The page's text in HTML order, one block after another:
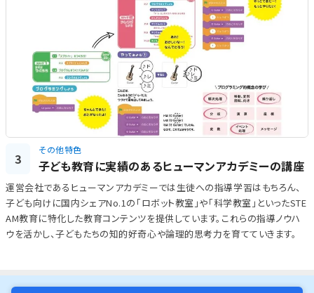
3
その他特色
子ども教育に実績のあるヒューマンアカデミーの講座
運営会社であるヒューマンアカデミーでは生徒への指導学習はもちろん、
子ども向けに国内シェアNo.1の「ロボット教室」や「科学教室」といったSTE
AM教育に特化した教育コンテンツを提供しています。これらの指導ノウハ
ウを活かし、子どもたちの知的好奇心や論理的思考力を育てていきます。